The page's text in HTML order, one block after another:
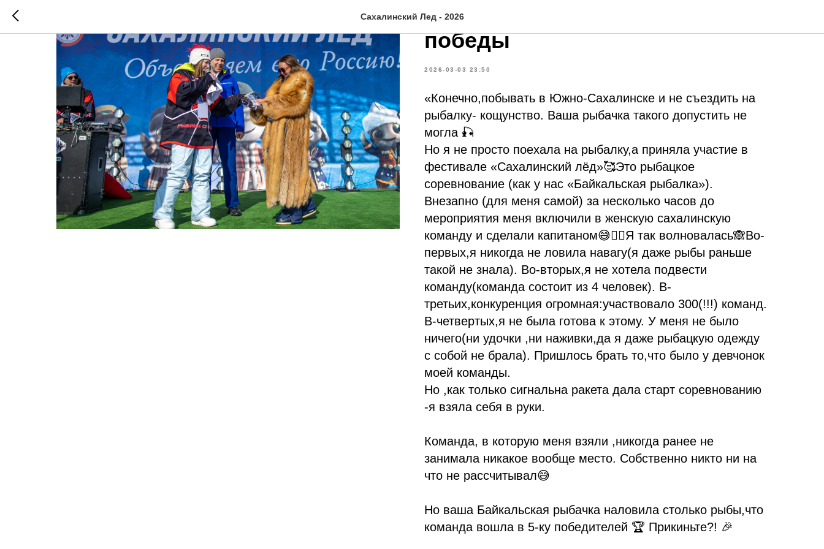
Сахалинский Лед - 2026История одной неожиданной
победы
2026-03-03 23:50
«Конечно,побывать в Южно-Сахалинске и не съездить на
рыбалку- кощунство. Ваша рыбачка такого допустить не
могла 🎣
Но я не просто поехала на рыбалку,а приняла участие в
фестивале «Сахалинский лёд»🥰Это рыбацкое
соревнование (как у нас «Байкальская рыбалка»).
Внезапно (для меня самой) за несколько часов до
мероприятия меня включили в женскую сахалинскую
команду и сделали капитаном😅👌🏽Я так волновалась🙈Во-
первых,я никогда не ловила навагу(я даже рыбы раньше
такой не знала). Во-вторых,я не хотела подвести
команду(команда состоит из 4 человек). В-
третьих,конкуренция огромная:участвовало 300(!!!) команд.
В-четвертых,я не была готова к этому. У меня не было
ничего(ни удочки ,ни наживки,да я даже рыбацкую одежду
с собой не брала). Пришлось брать то,что было у девчонок
моей команды.
Но ,как только сигнальна ракета дала старт соревнованию
-я взяла себя в руки.
Команда, в которую меня взяли ,никогда ранее не
занимала никакое вообще место. Собственно никто ни на
что не рассчитывал😅
Но ваша Байкальская рыбачка наловила столько рыбы,что
команда вошла в 5-ку победителей 🏆 Прикиньте?! 🎉